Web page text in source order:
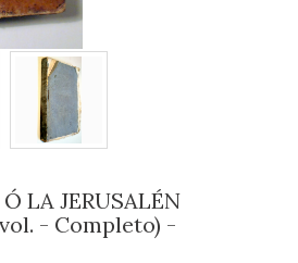
LA JERUSALÉN
- Completo) -